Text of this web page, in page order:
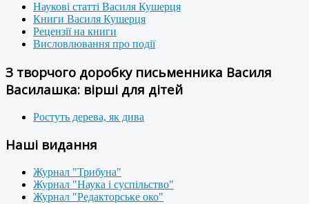
Наукові статті Василя Кушерця
Книги Василя Кушерця
Рецензії на книги
Висловлювання про події
З творчого доробку письменника Василя
Василашка: вірші для дітей
Ростуть дерева, як дива
Наші видання
Журнал "Трибуна"
Журнал "Наука і суспільство"
Журнал "Редакторське око"